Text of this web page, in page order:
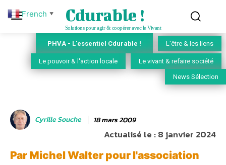
Cdurable !
Solutions pour agir & coopérer avec le Vivant
PHVA - L'essentiel Cdurable ! L'être & les liens
Le pouvoir & l'action locale Le vivant & refaire société
News Sélection
Cyrille Souche 18 mars 2009
Actualisé le :8 janvier 2024
Par Michel Walter pour l'association
French ▼